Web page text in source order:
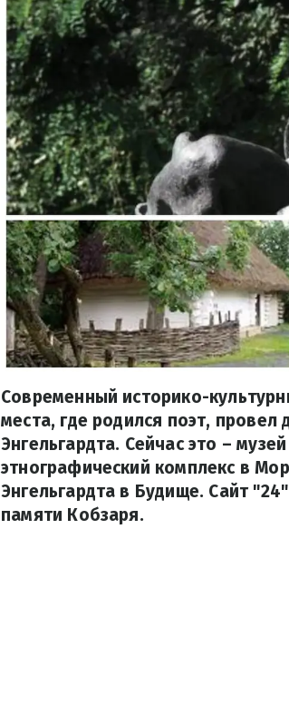
Современный историко-
места, где родился поэт,
Энгельгардта. Сейчас это –
этнографический комплекс в
Энгельгардта в Будище. Сайт
памяти Кобзаря.